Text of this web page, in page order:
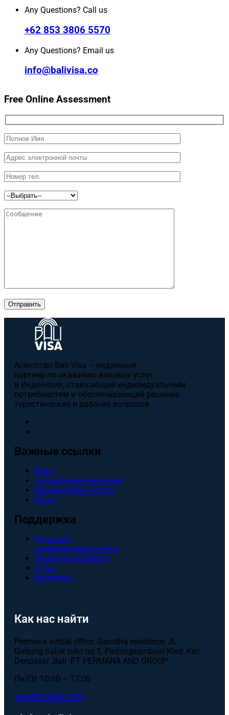
Any Questions? Call us
+62 853 3806 5570
Any Questions? Email us
info@balivisa.co
Free Online Assessment
Отправить
Агентство Bali Visa – надежный
партнер по оказанию визовых услуг
в Индонезии, отвечающий индивидуальным
потребностям и обеспечивающий решение
туристических и рабочих вопросов.
Важные ссылки
Визы
Учреждение Компании
Юридические Услуги
Блоги
Поддержка
Политика
конфиденциальности
Политика возврата
О Нас
Контакты
Как нас найти
Permana virtual office, Ganidha residence, Jl.
Gunung Salak ruko no.1, Padangsambian Klod, Kec.
Denpasar ,Bali -PT PERMANA AND GROUP
Пн/Пт 10:00 – 17:00
+62 853 3806 5570